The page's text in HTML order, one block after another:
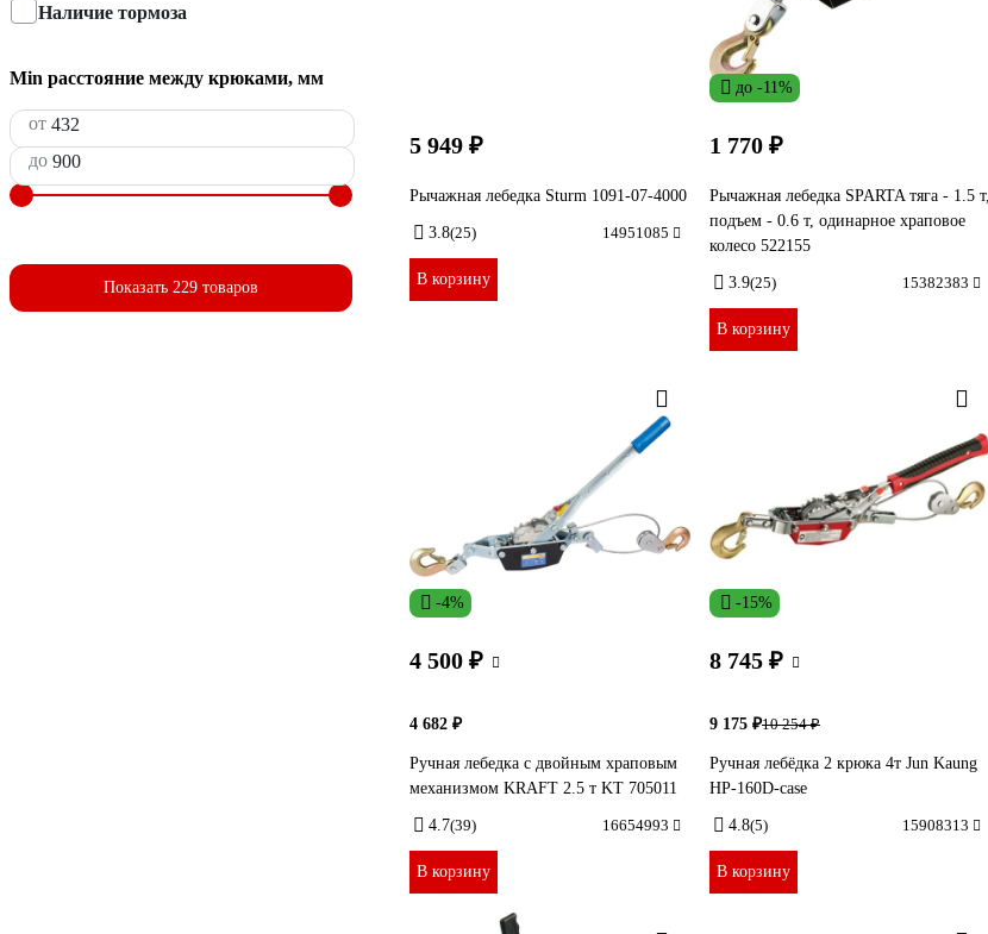
Наличие тормоза
Min расстояние между крюками, мм
от
до
Показать 229 товаров
5 949 ₽
Рычажная лебедка Sturm 1091-07-4000
3.8(25) 14951085
В корзину
до -11%
1 770 ₽
Рычажная лебедка SPARTA тяга - 1.5 т,
подъем - 0.6 т, одинарное храповое
колесо 522155
3.9(25) 15382383
В корзину
-4%
4 500 ₽
4 682 ₽
Ручная лебедка с двойным храповым
механизмом KRAFT 2.5 т KT 705011
4.7(39) 16654993
В корзину
-15%
8 745 ₽
9 175 ₽10 254 ₽
Ручная лебёдка 2 крюка 4т Jun Kaung
HP-160D-case
4.8(5) 15908313
В корзину